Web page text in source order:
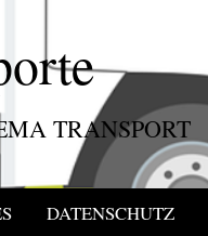
TRANSPORT
DATENSCHUTZ